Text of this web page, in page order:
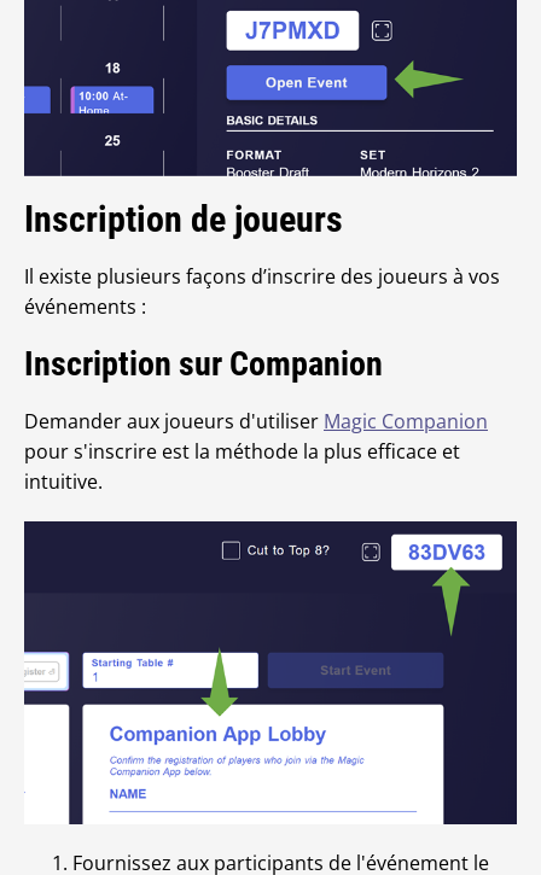
Inscription de joueurs
Il existe plusieurs façons d’inscrire des joueurs à vos
événements :
Inscription sur Companion
Demander aux joueurs d'utiliser Magic Companion
pour s'inscrire est la méthode la plus efficace et
intuitive.
Fournissez aux participants de l'événement le